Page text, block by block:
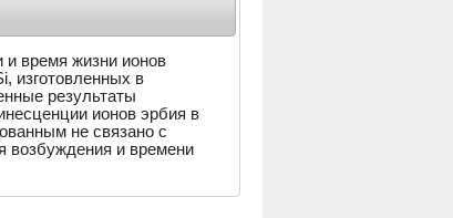
время жизни ионов
изготовленных в
результаты
ионов эрбия в
не связано с
возбуждения и времени